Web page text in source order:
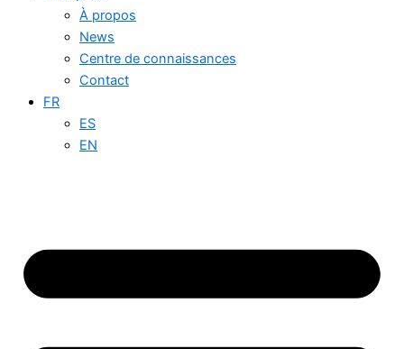
À propos
News
Centre de connaissances
Contact
FR
ES
EN